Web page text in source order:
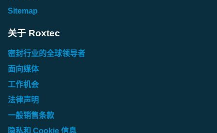
Sitemap
关于 Roxtec
密封行业的全球领导者
面向媒体
工作机会
法律声明
一般销售条款
隐私和 Cookie 信息